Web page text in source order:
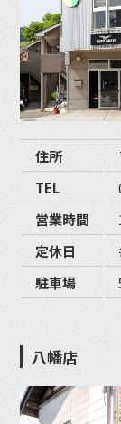
住所
TEL
営業時間
定休日
駐車場
八幡店